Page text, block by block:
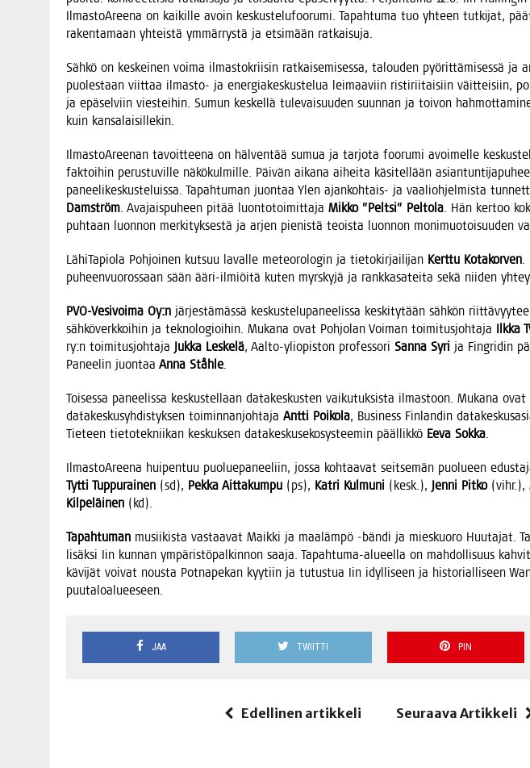
Ilmas­toA­ree­na on kai­kil­le avoin kes­kus­te­lu­foo­ru­mi. Tapah­tu­ma tuo yhteen tut­ki­jat,
raken­ta­maan yhteis­tä ymmär­rys­tä ja etsi­mään ratkaisuja.
Säh­kö on kes­kei­nen voi­ma ilmas­to­krii­sin rat­kai­se­mi­ses­sa, talou­den pyö­rit­tä­mi­ses­sä ja
puo­les­taan viit­taa ilmas­to- ja ener­gia­kes­kus­te­lua lei­maa­viin ris­ti­rii­tai­siin väit­tei­siin,
ja epä­sel­viin vies­tei­hin. Sumun kes­kel­lä tule­vai­suu­den suun­nan ja toi­von
kuin kansalaisillekin.
Ilmas­toA­ree­nan tavoit­tee­na on häl­ven­tää sumua ja tar­jo­ta foo­ru­mi avoi­mel­le
fak­toi­hin perus­tu­vil­le näkö­kul­mil­le. Päi­vän aika­na aihei­ta käsi­tel­lään
panee­li­kes­kus­te­luis­sa. Tapah­tu­man juon­taa Ylen ajan­koh­tais- ja vaa­lioh­jel­mis­ta
Dam­ström. Ava­jais­pu­heen pitää luon­to­toi­mit­ta­ja Mik­ko ”Pelt­si” Pel­to­la. Hän ker­too
puh­taan luon­non mer­ki­tyk­ses­tä ja arjen pie­nis­tä teois­ta luon­non moni­muo­toi­suu­den
Lähi­Ta­pio­la Poh­joi­nen kut­suu laval­le meteo­ro­lo­gin ja tie­to­kir­jai­li­jan Kert­tu Kota­kor­ven.
puheen­vuo­ros­saan sään ääri-ilmiöi­tä kuten myrs­ky­jä ja rank­ka­sa­tei­ta sekä nii­den
PVO-Vesi­voi­ma Oy:n jär­jes­tä­mäs­sä kes­kus­te­lu­pa­nee­lis­sa kes­ki­ty­tään säh­kön
säh­kö­verk­koi­hin ja tek­no­lo­gioi­hin. Muka­na ovat Poh­jo­lan Voi­man toi­mi­tus­joh­ta­ja Ilk­ka
ry:n toi­mi­tus­joh­ta­ja Juk­ka Les­ke­lä, Aal­to-yli­opis­ton pro­fes­so­ri San­na Syri ja Fingri­din
Panee­lin juon­taa Anna Ståh­le.
Toi­ses­sa panee­lis­sa kes­kus­tel­laan data­kes­kus­ten vai­ku­tuk­sis­ta ilmas­toon. Muka­na ovat
data­kes­kusyh­dis­tyk­sen toi­min­nan­joh­ta­ja Ant­ti Poi­ko­la, Busi­ness Fin­lan­din
Tie­teen tie­to­tek­nii­kan kes­kuk­sen data­kes­kuse­ko­sys­tee­min pääl­lik­kö Eeva Sok­ka.
Ilmas­toA­ree­na hui­pen­tuu puo­lue­pa­nee­liin, jos­sa koh­taa­vat seit­se­män puo­lu­een
Tyt­ti Tup­pu­rai­nen (sd), Pek­ka Ait­ta­kum­pu (ps), Kat­ri Kul­mu­ni (kesk.), Jen­ni Pit­ko(vihr.),
Kil­pe­läi­nen (kd).
Tapah­tu­man musii­kis­ta vas­taa­vat Maik­ki ja maa­läm­pö ‑bän­di ja mies­kuo­ro Huu­ta­jat.
lisäk­si Iin kun­nan ympä­ris­tö­pal­kin­non saa­ja. Tapah­tu­ma-alu­eel­la on mah­dol­li­suus
kävi­jät voi­vat nous­ta Pot­na­pe­kan kyy­tiin ja tutus­tua Iin idyl­li­seen ja his­to­rial­li­seen
puutaloalueeseen.
JAA TWIITTI PIN
Edellinen artikkeli Seuraava Artikkeli